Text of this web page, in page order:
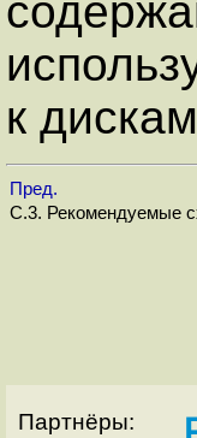
к
Пред.
C.3. Рекомендуемые
Партнёры: